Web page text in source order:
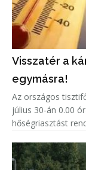
Visszatér a
egymásra!
Az országos
július 30-án 0.00
hőségriasztást